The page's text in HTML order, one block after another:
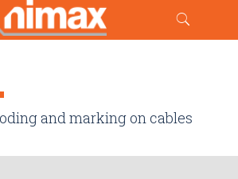
and marking on cables